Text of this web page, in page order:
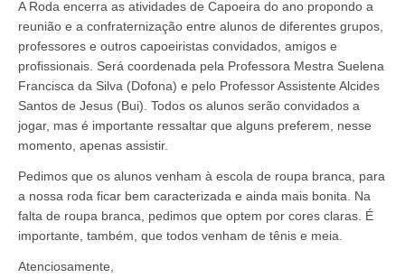
A Roda encerra as atividades de Capoeira do ano propondo a
reunião e a confraternização entre alunos de diferentes grupos,
professores e outros capoeiristas convidados, amigos e
profissionais. Será coordenada pela Professora Mestra Suelena
Francisca da Silva (Dofona) e pelo Professor Assistente Alcides
Santos de Jesus (Bui). Todos os alunos serão convidados a
jogar, mas é importante ressaltar que alguns preferem, nesse
momento, apenas assistir.
Pedimos que os alunos venham à escola de roupa branca, para
a nossa roda ficar bem caracterizada e ainda mais bonita. Na
falta de roupa branca, pedimos que optem por cores claras. É
importante, também, que todos venham de tênis e meia.
Atenciosamente,